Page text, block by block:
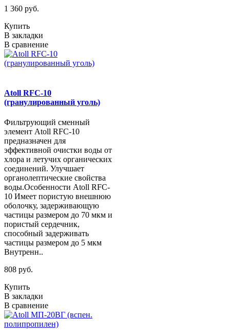
1 360 руб.
Купить
В закладки
В сравнение
Atoll RFC-10
(гранулированный уголь)
Фильтрующий сменный
элемент Atoll RFC-10
предназначен для
эффективной очистки воды от
хлора и летучих органических
соединений. Улучшает
органолептические свойства
воды.Особенности Atoll RFC-
10 Имеет пористую внешнюю
оболочку, задерживающую
частицы размером до 70 мкм и
пористый сердечник,
способный задерживать
частицы размером до 5 мкм
Внутренн..
808 руб.
Купить
В закладки
В сравнение